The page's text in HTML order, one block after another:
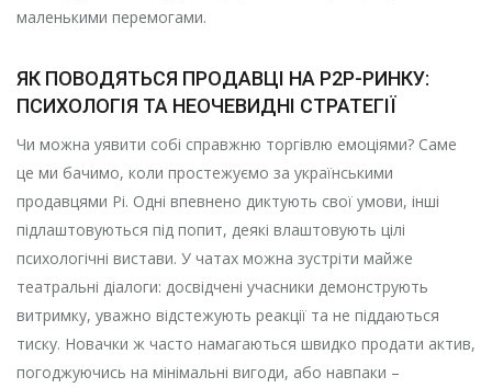
маленькими перемогами.
ЯК ПОВОДЯТЬСЯ ПРОДАВЦІ НА P2P-РИНКУ:
ПСИХОЛОГІЯ ТА НЕОЧЕВИДНІ СТРАТЕГІЇ
Чи можна уявити собі справжню торгівлю емоціями? Саме
це ми бачимо, коли простежуємо за українськими
продавцями Pi. Одні впевнено диктують свої умови, інші
підлаштовуються під попит, деякі влаштовують цілі
психологічні вистави. У чатах можна зустріти майже
театральні діалоги: досвідчені учасники демонструють
витримку, уважно відстежують реакції та не піддаються
тиску. Новачки ж часто намагаються швидко продати актив,
погоджуючись на мінімальні вигоди, або навпаки –